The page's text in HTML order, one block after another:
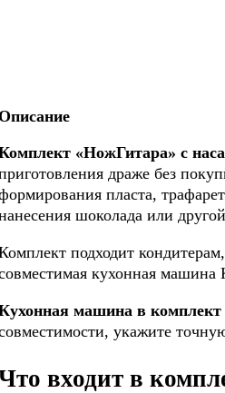
«НожГитара» с
драже без
пласта,
шоколада или
подходит
кухонная
машина в комплект
укажите
входит в